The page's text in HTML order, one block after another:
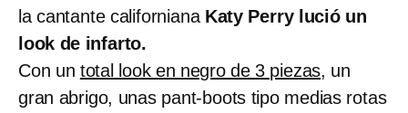
la cantante californianaKaty Perry lució un
look de infarto.
Con un total look en negro de 3 piezas, un
gran abrigo, unas pant-boots tipo medias rotas